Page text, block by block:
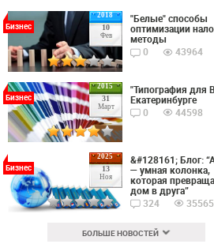
2018
10
Фев
Бизнес
"Белые" способы
оптимизации
методы
0
43964
2015
31
Март
Бизнес
"Типография для
Екатеринбурге
0
44598
2025
13
Ноя
Бизнес
&#128161; Блог:
— умная колонка,
которая
дом в друга”
324
35565
БОЛЬШЕ НОВОСТЕЙ